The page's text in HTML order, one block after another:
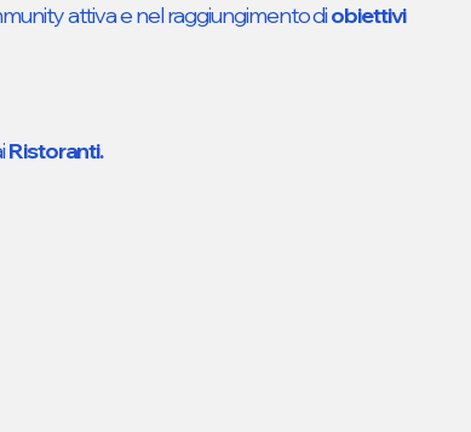
attiva e nel raggiungimento diobiettivi
Ristoranti.